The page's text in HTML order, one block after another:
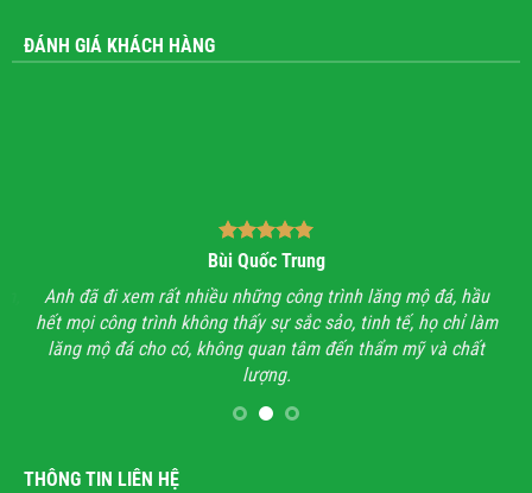
ĐÁNH GIÁ KHÁCH HÀNG
Bùi Quốc Trung
Anh đã đi xem rất nhiều những công trình lăng mộ đá, hầu
hết mọi công trình không thấy sự sắc sảo, tinh tế, họ chỉ làm
lăng mộ đá cho có, không quan tâm đến thẩm mỹ và chất
lượng.
THÔNG TIN LIÊN HỆ